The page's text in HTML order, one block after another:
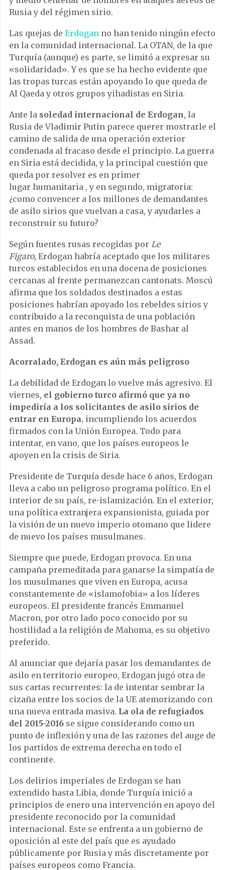
Rusia y del régimen sirio.
Las quejas de Erdogan no han tenido ningún efecto
en la comunidad internacional. La OTAN, de la que
Turquía (aunque) es parte, se limitó a expresar su
«solidaridad». Y es que se ha hecho evidente que
las tropas turcas están apoyando lo que queda de
Al Qaeda y otros grupos yihadistas en Siria.
Ante la soledad internacional de Erdogan, la
Rusia de Vladimir Putin parece querer mostrarle el
camino de salida de una operación exterior
condenada al fracaso desde el principio. La guerra
en Siria está decidida, y la principal cuestión que
queda por resolver es en primer
lugar humanitaria , y en segundo, migratoria:
¿como convencer a los millones de demandantes
de asilo sirios que vuelvan a casa, y ayudarles a
reconstruir su futuro?
Según fuentes rusas recogidas por Le
Figaro, Erdogan habría aceptado que los militares
turcos establecidos en una docena de posiciones
cercanas al frente permanezcan cantonats. Moscú
afirma que los soldados destinados a estas
posiciones habrían apoyado los rebeldes sirios y
contribuido a la reconquista de una población
antes en manos de los hombres de Bashar al
Assad.
Acorralado, Erdogan es aún más peligroso
La debilidad de Erdogan lo vuelve más agresivo. El
viernes, el gobierno turco afirmó que ya no
impediría a los solicitantes de asilo sirios de
entrar en Europa, incumpliendo los acuerdos
firmados con la Unión Europea. Todo para
intentar, en vano, que los países europeos le
apoyen en la crisis de Siria.
Presidente de Turquía desde hace 6 años, Erdogan
lleva a cabo un peligroso programa político. En el
interior de su país, re-islamización. En el exterior,
una política extranjera expansionista, guiada por
la visión de un nuevo imperio otomano que lidere
de nuevo los países musulmanes.
Siempre que puede, Erdogan provoca. En una
campaña premeditada para ganarse la simpatía de
los musulmanes que viven en Europa, acusa
constantemente de «islamofobia» a los líderes
europeos. El presidente francés Emmanuel
Macron, por otro lado poco conocido por su
hostilidad a la religión de Mahoma, es su objetivo
preferido.
Al anunciar que dejaría pasar los demandantes de
asilo en territorio europeo, Erdogan jugó otra de
sus cartas recurrentes: la de intentar sembrar la
cizaña entre los socios de la UE atemorizando con
una nueva entrada masiva. La ola de refugiados
del 2015-2016 se sigue considerando como un
punto de inflexión y una de las razones del auge de
los partidos de extrema derecha en todo el
continente.
Los delirios imperiales de Erdogan se han
extendido hasta Libia, donde Turquía inició a
principios de enero una intervención en apoyo del
presidente reconocido por la comunidad
internacional. Este se enfrenta a un gobierno de
oposición al este del país que es ayudado
públicamente por Rusia y más discretamente por
países europeos como Francia.